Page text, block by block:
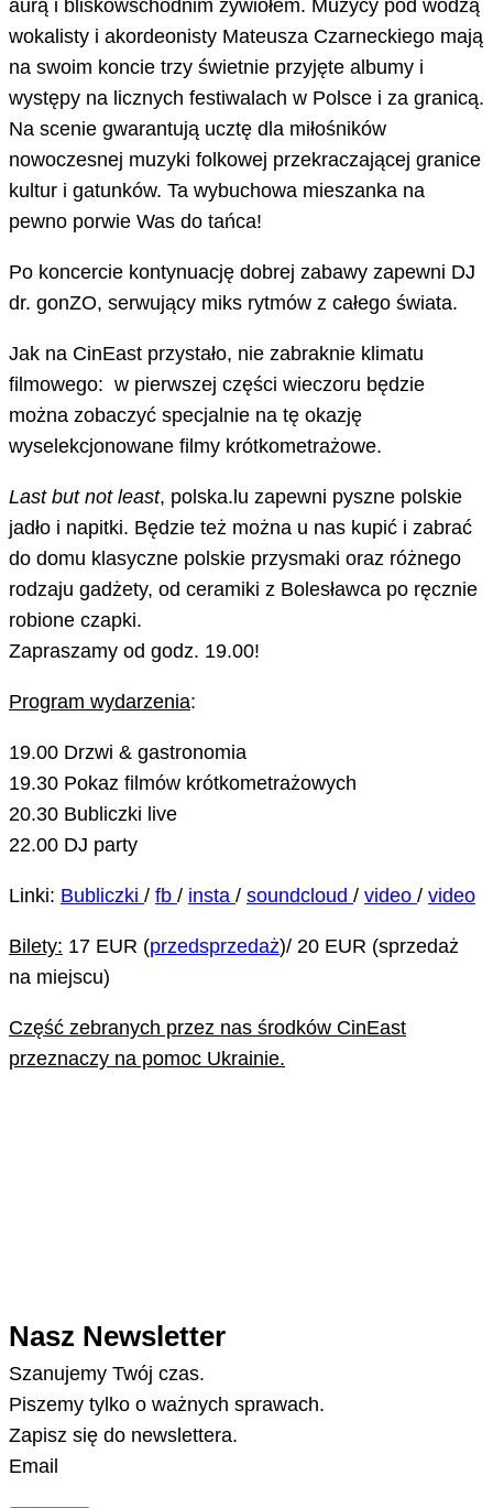
aurą i bliskowschodnim żywiołem. Muzycy pod wodzą
wokalisty i akordeonisty Mateusza Czarneckiego mają
na swoim koncie trzy świetnie przyjęte albumy i
występy na licznych festiwalach w Polsce i za granicą.
Na scenie gwarantują ucztę dla miłośników
nowoczesnej muzyki folkowej przekraczającej granice
kultur i gatunków. Ta wybuchowa mieszanka na
pewno porwie Was do tańca!
Po koncercie kontynuację dobrej zabawy zapewni DJ
dr. gonZO, serwujący miks rytmów z całego świata.
Jak na CinEast przystało, nie zabraknie klimatu
filmowego: w pierwszej części wieczoru będzie
można zobaczyć specjalnie na tę okazję
wyselekcjonowane filmy krótkometrażowe.
Last but not least, polska.lu zapewni pyszne polskie
jadło i napitki. Będzie też można u nas kupić i zabrać
do domu klasyczne polskie przysmaki oraz różnego
rodzaju gadżety, od ceramiki z Bolesławca po ręcznie
robione czapki.
Zapraszamy od godz. 19.00!
Program wydarzenia:
19.00 Drzwi & gastronomia
19.30 Pokaz filmów krótkometrażowych
20.30 Bubliczki live
22.00 DJ party
Linki: Bubliczki / fb / insta / soundcloud / video / video
Bilety: 17 EUR (przedsprzedaż)/ 20 EUR (sprzedaż
na miejscu)
Część zebranych przez nas środków CinEast
przeznaczy na pomoc Ukrainie.
Nasz Newsletter
Szanujemy Twój czas.
Piszemy tylko o ważnych sprawach.
Zapisz się do newslettera.
Email